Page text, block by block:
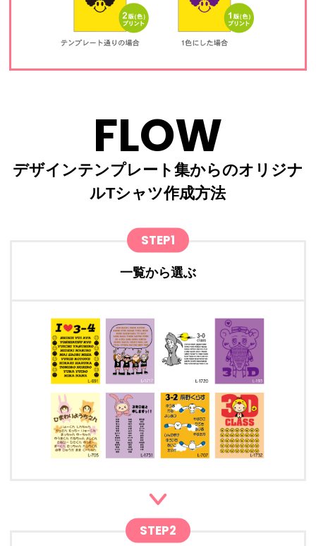
FLOW
デザインテンプレート集からのオリジナ
ルTシャツ作成方法
STEP1
一覧から選ぶ
STEP2